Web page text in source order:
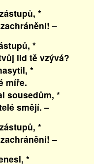
*
–
*
lid tě vzývá?
*
míře.
sousedům, *
smějí. –
*
–
*